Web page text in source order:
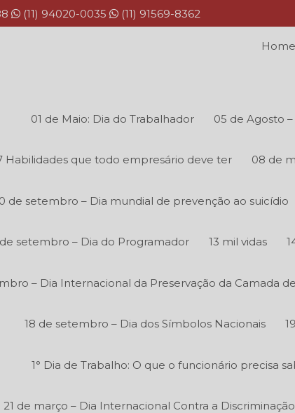
(11) 94020-0035 (11) 91569-8362
Home
01 de Maio: Dia do Trabalhador 05 de Agosto
Habilidades que todo empresário deve ter 08 de
de setembro – Dia mundial de prevenção ao suicídio
de setembro – Dia do Programador 13 mil vidas
– Dia Internacional da Preservação da Camada
18 de setembro – Dia dos Símbolos Nacionais
1° Dia de Trabalho: O que o funcionário precisa
21 de março – Dia Internacional Contra a